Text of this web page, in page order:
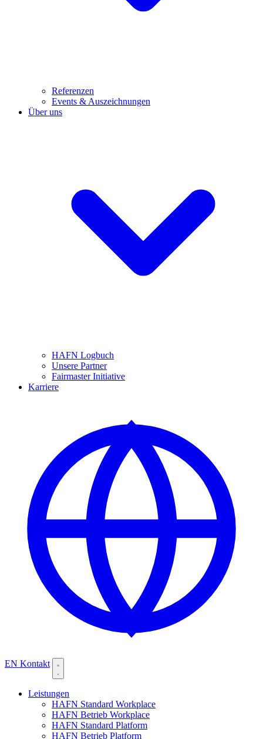
Referenzen
Events & Auszeichnungen
Über uns
HAFN Logbuch
Unsere Partner
Fairmaster Initiative
Karriere
EN Kontakt
Leistungen
HAFN Standard Workplace
HAFN Betrieb Workplace
HAFN Standard Platform
HAFN Betrieb Platform